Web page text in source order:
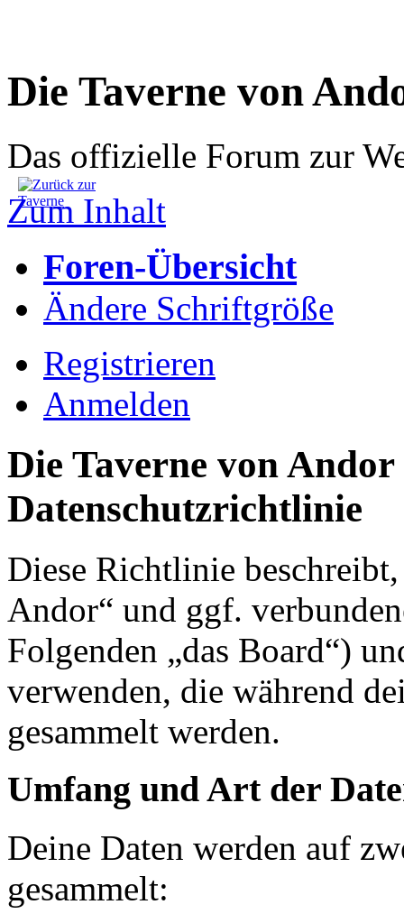
Die Taverne von
Das offizielle Forum zur
Zum Inhalt
Foren-Übersicht
Ändere Schriftgröße
Registrieren
Anmelden
Die Taverne von Andor
Datenschutzrichtlinie
Diese Richtlinie
Andor“ und ggf.
Folgenden „das Board“)
verwenden, die während
gesammelt werden.
Umfang und Art der
Deine Daten werden auf
gesammelt: